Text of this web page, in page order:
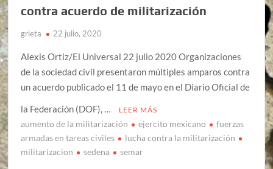
contra acuerdo de militarización
grieta 22 julio, 2020
Alexis Ortiz/El Universal 22 julio 2020 Organizaciones
de la sociedad civil presentaron múltiples amparos contra
un acuerdo publicado el 11 de mayo en el Diario Oficial de
la Federación (DOF), …
LEER MÁS
aumento de la militarización ejercito mexicano
fuerzas
armadas en tareas civiles
lucha contra la militarización
militarizacion
sedena semar